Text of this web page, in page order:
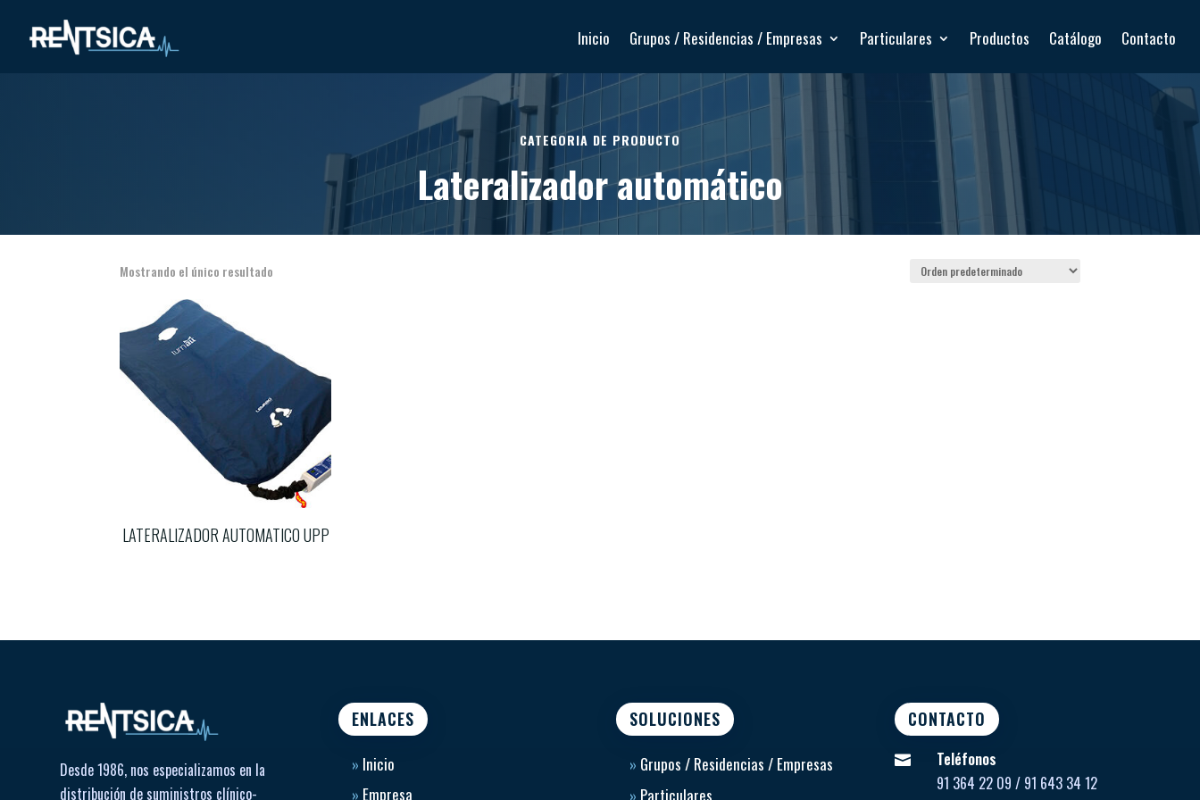
Inicio Grupos / Residencias / Empresas Particulares Productos Catálogo Contacto
CATEGORIA DE PRODUCTO
Lateralizador automático
Mostrando el único resultado
LATERALIZADOR AUTOMATICO UPP
Desde 1986, nos especializamos en la
distribución de suministros clínico-
ENLACES
» Inicio
» Empresa
SOLUCIONES
» Grupos / Residencias / Empresas
» Particulares
CONTACTO

Teléfonos
91 364 22 09 / 91 643 34 12